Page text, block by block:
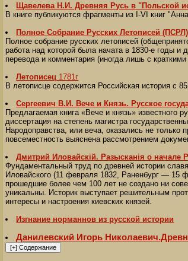
Щавелева Н.И. Древняя Русь в "Польской
В книге публикуются фрагменты из I-VI книг
Полное Собрание Русских Летописей (ПСРЛ)
Полное собрание русских летописей
работа над которой была начата в 1830-е годы и
перевода и комментария (иногда лишь с
Летописец 1781г
В летописце содержится Российская история с
Сергеевич В.И. Вече и Князь. Русское
Предлагаемая книга «Вече и князь» известного
диссертация на степень магистра
Народоправства, или веча, оказались не
повсеместность выяснена рассмотрением
Дмитрий Иловайскiй. Разысканiя о начале
Фундаментальный труд по древней истории
Иловайского (11 февраля 1832, Раненбург — 15
прошедшие более чем 100 лет не создано ни
уникальны. Историк выступает решительным
интересы и настроения киевских князей.
Изгнание норманнов из русской истории
Данилевский Игорь